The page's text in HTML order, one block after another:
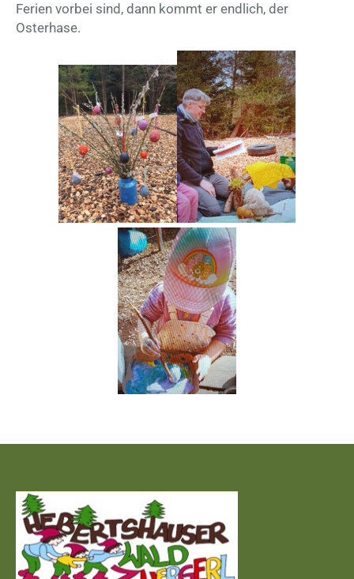
Ferien vorbei sind, dann kommt er endlich, der
Osterhase.